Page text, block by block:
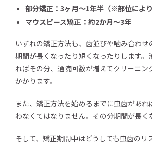
部分矯正：3ヶ月～1年半（※部位により
マウスピース矯正：約2か月～3年
いずれの矯正方法も、歯並びや噛み合わ
期間が長くなったり短くなったりします。
ればその分、通院回数が増えてクリーニン
かかります。
また、矯正方法を始めるまでに虫歯があ
わなくてはなりません。その分期間が長く
そして、矯正期間中はどうしても虫歯のリ